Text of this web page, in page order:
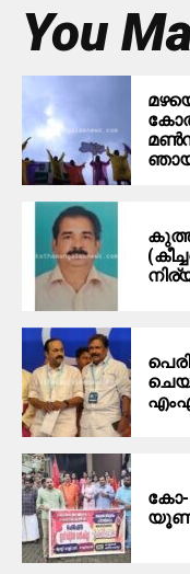
You
കോ-